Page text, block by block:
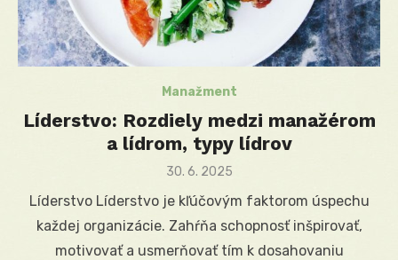
Manažment
Líderstvo: Rozdiely medzi manažérom
a lídrom, typy lídrov
Posted
30. 6. 2025
Líderstvo Líderstvo je kľúčovým faktorom úspechu
každej organizácie. Zahŕňa schopnosť inšpirovať,
motivovať a usmerňovať tím k dosahovaniu